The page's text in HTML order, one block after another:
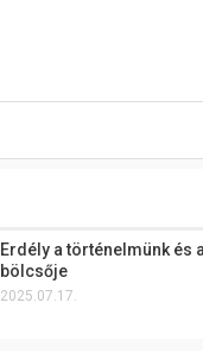
Erdély a történelmünk és
bölcsője
2025.07.17.